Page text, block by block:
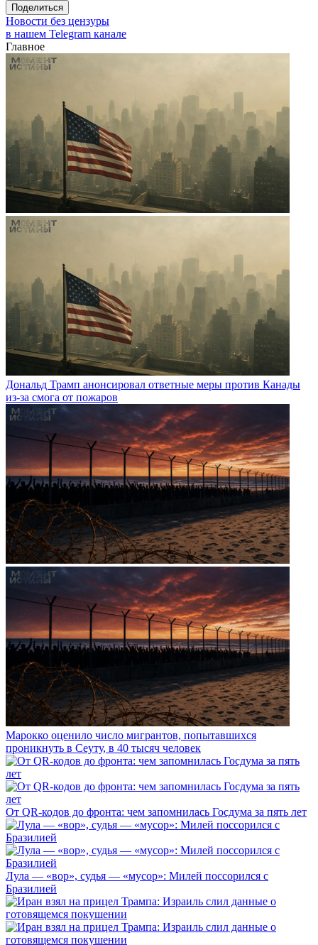
Поделиться
Новости без цензуры
в нашем Telegram канале
Главное
Дональд Трамп анонсировал ответные меры против Канады
из-за смога от пожаров
Марокко оценило число мигрантов, попытавшихся
проникнуть в Сеуту, в 40 тысяч человек
От QR-кодов до фронта: чем запомнилась Госдума за пять лет
Лула — «вор», судья — «мусор»: Милей поссорился с
Бразилией